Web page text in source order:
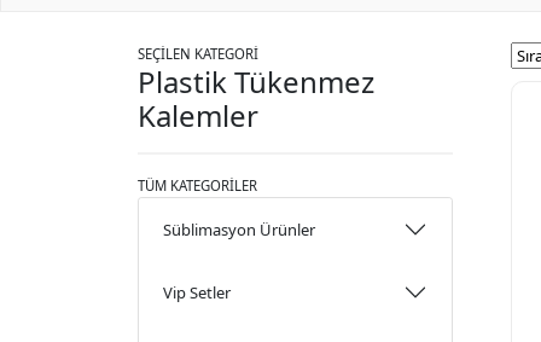
SEÇİLEN KATEGORİ
Plastik Tükenmez
Kalemler
TÜM KATEGORİLER
Süblimasyon Ürünler
Vip Setler